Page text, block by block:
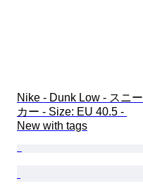
Nike - Dunk Low - スニー
カー - Size: EU 40.5 -
New with tags